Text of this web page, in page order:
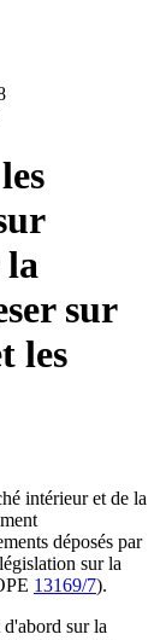
sur
les
intérieur et de la
déposés par
sur la
13169/7).
d'abord sur la